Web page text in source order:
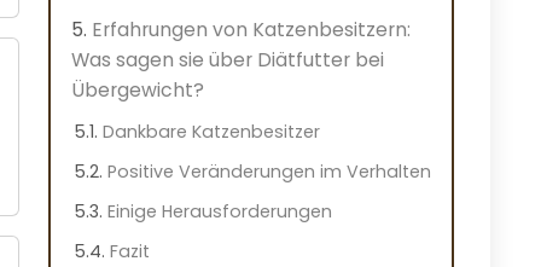
Erfahrungen von Katzenbesitzern:
Was sagen sie über Diätfutter bei
Übergewicht?
Dankbare Katzenbesitzer
Positive Veränderungen im Verhalten
Einige Herausforderungen
Fazit